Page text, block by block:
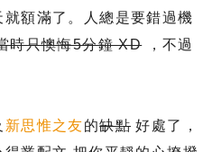
額滿了。人總是要錯過機
時只懊悔5分鐘 XD，不過
新思惟之友的缺點 好處了，